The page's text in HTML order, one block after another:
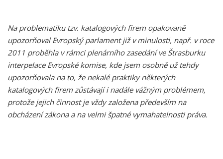
Na problematiku tzv. katalogových firem opakovaně
upozorňoval Evropský parlament již v minulosti, např. v roce
2011 proběhla v rámci plenárního zasedání ve Štrasburku
interpelace Evropské komise, kde jsem osobně už tehdy
upozorňovala na to, že nekalé praktiky některých
katalogových firem zůstávají i nadále vážným problémem,
protože jejich činnost je vždy založena především na
obcházení zákona a na velmi špatné vymahatelnosti práva.